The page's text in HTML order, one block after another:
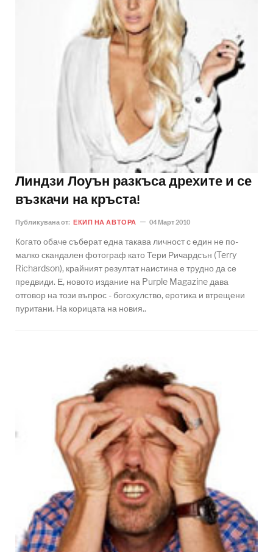
Линдзи Лоуън разкъса дрехите и се
възкачи на кръста!
Публикувана от: ЕКИП НА АВТОРА 04 Март 2010
Когато обаче съберат една такава личност с един не по-
малко скандален фотограф като Тери Ричардсън (Terry
Richardson), крайният резултат наистина е трудно да се
предвиди. Е, новото издание на Purple Magazine дава
отговор на този въпрос - богохулство, еротика и втрещени
пуритани. На корицата на новия..